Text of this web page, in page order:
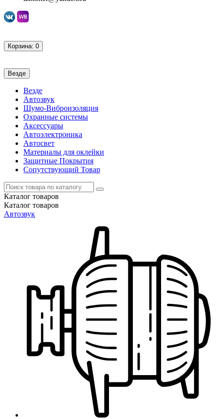
Корзина: 0
Везде
Везде
Автозвук
Шумо-Виброизоляция
Охранные системы
Аксессуары
Автоэлектроника
Автосвет
Материалы для оклейки
Защитные Покрытия
Сопутствующий Товар
Каталог товаров
Каталог товаров
Автозвук